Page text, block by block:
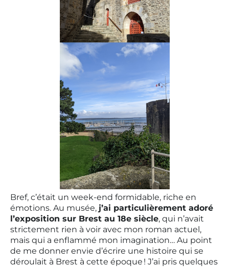
Bref, c’était un week-end formidable, riche en
émotions. Au musée, j’ai particulièrement adoré
l’exposition sur Brest au 18e siècle, qui n’avait
strictement rien à voir avec mon roman actuel,
mais qui a enflammé mon imagination… Au point
de me donner envie d’écrire une histoire qui se
déroulait à Brest à cette époque ! J’ai pris quelques